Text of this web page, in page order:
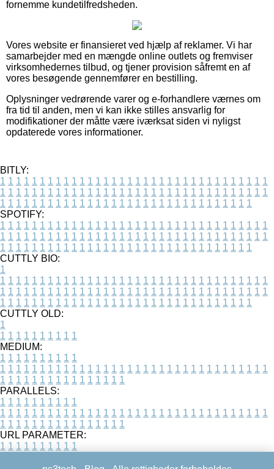
fornemme kundetilfredsheden.
Vores website er finansieret ved hjælp af reklamer. Vi har
samarbejder med en mængde online outlets og fremviser
virksomhedernes tilbud, og tjener provision såfremt en af
vores besøgende gennemfører en bestilling.
Oplysninger vedrørende varer og e-forhandlere værnes om
fra tid til anden, men vi kan ikke stilles ansvarlig for
modifikationer der måtte være iværksat siden vi nyligst
opdaterede vores informationer.
BITLY:
1 1 1 1 1 1 1 1 1 1 1 1 1 1 1 1 1 1 1 1 1 1 1 1 1 1 1 1 1 1 1 1 1 1
1 1 1 1 1 1 1 1 1 1 1 1 1 1 1 1 1 1 1 1 1 1 1 1 1 1 1 1 1 1 1 1 1 1
1 1 1 1 1 1 1 1 1 1 1 1 1 1 1 1 1 1 1 1 1 1 1 1 1 1 1 1 1 1 1 1
SPOTIFY:
1 1 1 1 1 1 1 1 1 1 1 1 1 1 1 1 1 1 1 1 1 1 1 1 1 1 1 1 1 1 1 1 1 1
1 1 1 1 1 1 1 1 1 1 1 1 1 1 1 1 1 1 1 1 1 1 1 1 1 1 1 1 1 1 1 1 1 1
1 1 1 1 1 1 1 1 1 1 1 1 1 1 1 1 1 1 1 1 1 1 1 1 1 1 1 1 1 1 1 1
CUTTLY BIO:
1
1 1 1 1 1 1 1 1 1 1 1 1 1 1 1 1 1 1 1 1 1 1 1 1 1 1 1 1 1 1 1 1 1 1
1 1 1 1 1 1 1 1 1 1 1 1 1 1 1 1 1 1 1 1 1 1 1 1 1 1 1 1 1 1 1 1 1 1
1 1 1 1 1 1 1 1 1 1 1 1 1 1 1 1 1 1 1 1 1 1 1 1 1 1 1 1 1 1 1 1
CUTTLY OLD:
1
1 1 1 1 1 1 1 1 1 1
MEDIUM:
1 1 1 1 1 1 1 1 1 1
1 1 1 1 1 1 1 1 1 1 1 1 1 1 1 1 1 1 1 1 1 1 1 1 1 1 1 1 1 1 1 1 1 1
1 1 1 1 1 1 1 1 1 1 1 1 1 1 1 1
PARALLELS:
1 1 1 1 1 1 1 1 1 1
1 1 1 1 1 1 1 1 1 1 1 1 1 1 1 1 1 1 1 1 1 1 1 1 1 1 1 1 1 1 1 1 1 1
1 1 1 1 1 1 1 1 1 1 1 1 1 1 1 1
URL PARAMETER:
1 1 1 1 1 1 1 1 1 1